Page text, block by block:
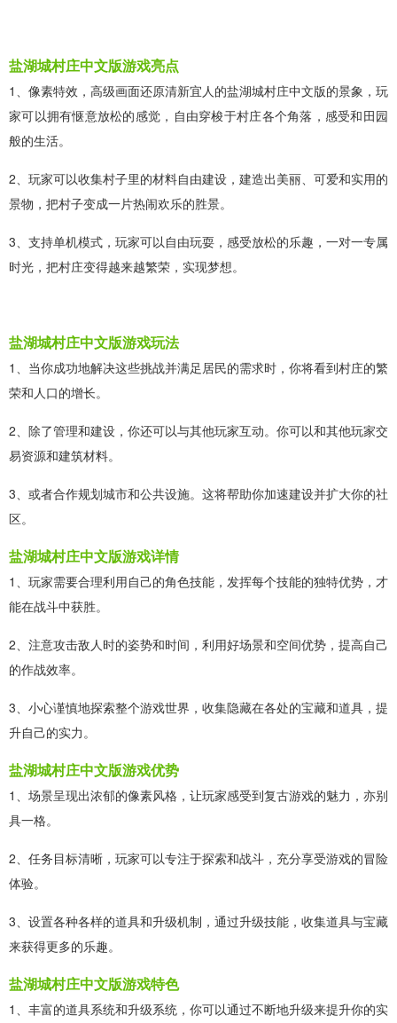
盐湖城村庄中文版游戏亮点
1、像素特效，高级画面还原清新宜人的盐湖城村庄中文版的景象，玩
家可以拥有惬意放松的感觉，自由穿梭于村庄各个角落，感受和田园
般的生活。
2、玩家可以收集村子里的材料自由建设，建造出美丽、可爱和实用的
景物，把村子变成一片热闹欢乐的胜景。
3、支持单机模式，玩家可以自由玩耍，感受放松的乐趣，一对一专属
时光，把村庄变得越来越繁荣，实现梦想。
盐湖城村庄中文版游戏玩法
1、当你成功地解决这些挑战并满足居民的需求时，你将看到村庄的繁
荣和人口的增长。
2、除了管理和建设，你还可以与其他玩家互动。你可以和其他玩家交
易资源和建筑材料。
3、或者合作规划城市和公共设施。这将帮助你加速建设并扩大你的社
区。
盐湖城村庄中文版游戏详情
1、玩家需要合理利用自己的角色技能，发挥每个技能的独特优势，才
能在战斗中获胜。
2、注意攻击敌人时的姿势和时间，利用好场景和空间优势，提高自己
的作战效率。
3、小心谨慎地探索整个游戏世界，收集隐藏在各处的宝藏和道具，提
升自己的实力。
盐湖城村庄中文版游戏优势
1、场景呈现出浓郁的像素风格，让玩家感受到复古游戏的魅力，亦别
具一格。
2、任务目标清晰，玩家可以专注于探索和战斗，充分享受游戏的冒险
体验。
3、设置各种各样的道具和升级机制，通过升级技能，收集道具与宝藏
来获得更多的乐趣。
盐湖城村庄中文版游戏特色
1、丰富的道具系统和升级系统，你可以通过不断地升级来提升你的实